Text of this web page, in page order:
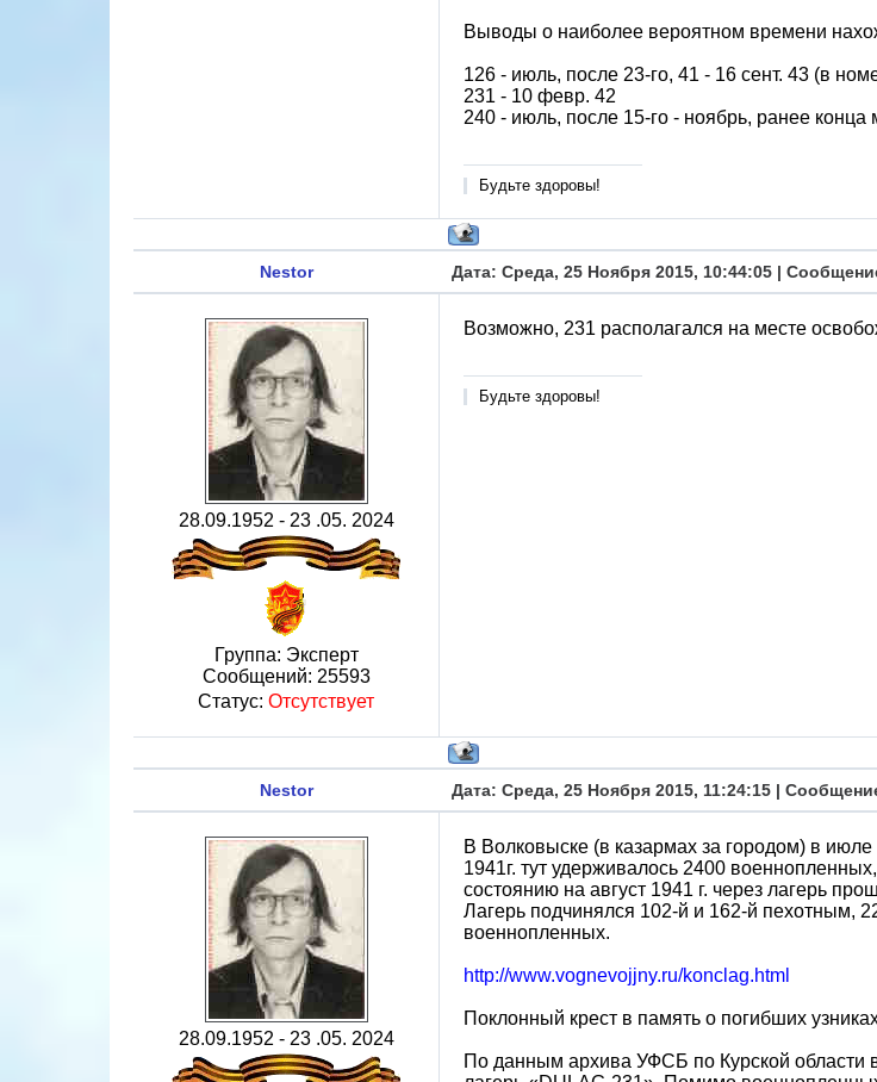
Выводы о наиболее вероятном времени
126 - июль, после 23-го, 41 - 16 сент. 43 (в
231 - 10 февр. 42
240 - июль, после 15-го - ноябрь, ранее конца
Будьте здоровы!
Nestor Дата: Среда, 25 Ноября 2015, 10:44:05 |
28.09.1952 - 23 .05. 2024
Группа: Эксперт
Сообщений: 25593
Статус: Отсутствует
Возможно, 231 располагался на месте
Будьте здоровы!
Nestor Дата: Среда, 25 Ноября 2015, 11:24:15 |
28.09.1952 - 23 .05. 2024
В Волковыске (в казармах за городом) в
1941г. тут удерживалось 2400
состоянию на август 1941 г. через лагерь
Лагерь подчинялся 102-й и 162-й пехотным,
военнопленных.
http://www.vognevojjny.ru/konclag.html
Поклонный крест в память о погибших
По данным архива УФСБ по Курской области